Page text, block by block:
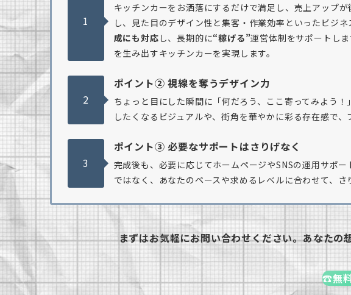
1
キッチンカーをお洒落にするだけで満足し、売上アップ
し、見た目のデザイン性と集客・作業効率といったビジネ
成にも対応 し、長期的に“稼げる”運営体制をサポートし
を生み出すキッチンカーを実現します。
2
ポイント② 視線を奪うデザイン力
ちょっと目にした瞬間に「何だろう、ここ寄ってみよう
したくなるビジュアルや、街角を華やかに彩る存在感で、
3
ポイント③ 必要なサポートはさりげなく
完成後も、必要に応じてホームページやSNSの運用サポ
ではなく、あなたのペースや求めるレベルに合わせて、さ
まずはお気軽にお問い合わせください。あなた
☎無